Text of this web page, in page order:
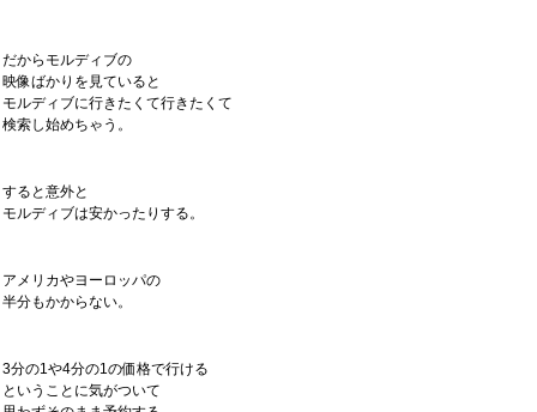
だからモルディブの
映像ばかりを見ていると
モルディブに行きたくて行きたくて
検索し始めちゃう。
すると意外と
モルディブは安かったりする。
アメリカやヨーロッパの
半分もかからない。
3分の1や4分の1の価格で行ける
ということに気がついて